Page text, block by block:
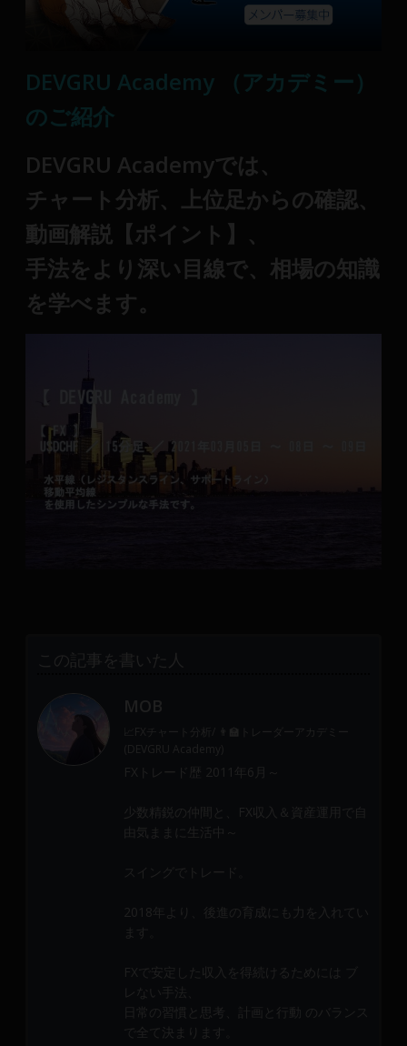
DEVGRU Academy （アカデミー）
のご紹介
DEVGRU Academyでは、
チャート分析、上位足からの確認、
動画解説【ポイント】、
手法をより深い目線で、相場の知識
を学べます。
この記事を書いた人
MOB
📈FXチャート分析/ 👨‍🏫トレーダーアカデミー
(DEVGRU Academy)
FXトレード歴 2011年6月～
少数精鋭の仲間と、FX収入＆資産運用で自
由気ままに生活中～
スイングでトレード。
2018年より、後進の育成にも力を入れてい
ます。
FXで安定した収入を得続けるためには ブ
レない手法、
日常の習慣と思考、計画と行動 のバランス
で全て決まります。